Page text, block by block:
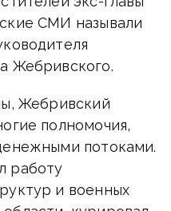
СМИ называли
Жебривского.
Жебривский
полномочия,
потоками.
работу
и военных